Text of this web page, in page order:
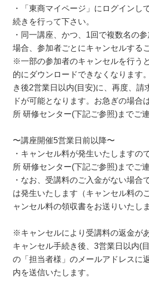
・「東商マイページ」にログインし
続きを行って下さい。
・同一講座、かつ、1回で複数名の
場合、参加者ごとにキャンセルする
※一部の参加者のキャンセルを行う
的にダウンロードできなくなります
き後2営業日以内(目安)に、再度、請
ドが可能となります。お急ぎの場合
所 研修センター(下記ご参照)までご
〜講座開催5営業日前以降〜
・キャンセル料が発生いたしますの
所 研修センター(下記ご参照)までご
・なお、受講料のご入金がない場合
は発生いたします（キャンセル料の
ャンセル料の領収書をお送りいたし
※キャンセルにより受講料の返金が
キャンセル手続き後、3営業日以内(
の「担当者様」のメールアドレスに
内を送信いたします。